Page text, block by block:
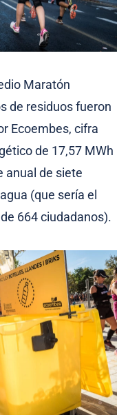
Maratón
de residuos fueron
Ecoembes, cifra
de 17,57 MWh
anual de siete
(que sería el
664 ciudadanos).